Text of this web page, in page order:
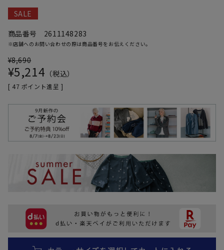
SALE
商品番号
2611148283
※店舗へのお問い合わせの際は商品番号をお伝えください。
¥8,690
¥5,214 税込
[ 47 ポイント進呈 ]